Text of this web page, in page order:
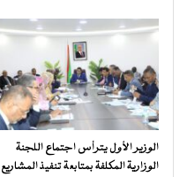
الوزير الأول يترأس اجتماع اللجنة
الوزارية المكلفة بمتابعة تنفيذ المشاريع